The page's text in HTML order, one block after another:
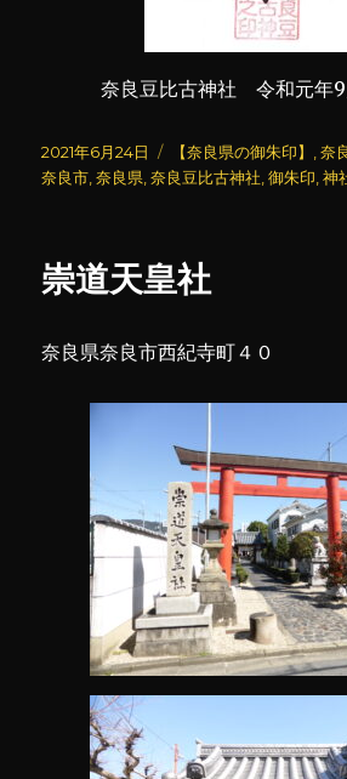
奈良豆比古神社 令和元年9
投
稿
2021年6月24日
カ
テ
【奈良県の御朱印】 ,奈
奈良市 ,奈良県 ,奈良豆比古神社 ,御朱印 ,神
崇道天皇社
奈良県奈良市西紀寺町４０